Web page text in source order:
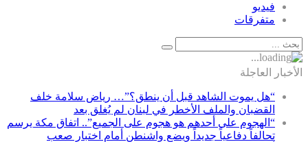
فيديو
متفرقات
الأخبار العاجلة
“هل يموت الشاهد قبل أن ينطق؟”… رياض سلامة خلف
القضبان والملف الأخطر في لبنان لم يُغلق بعد
“الهجوم على أحدهم هو هجوم على الجميع”.. اتفاق مكة يرسم
تحالفاً دفاعياً جديداً ويضع واشنطن أمام اختبار صعب